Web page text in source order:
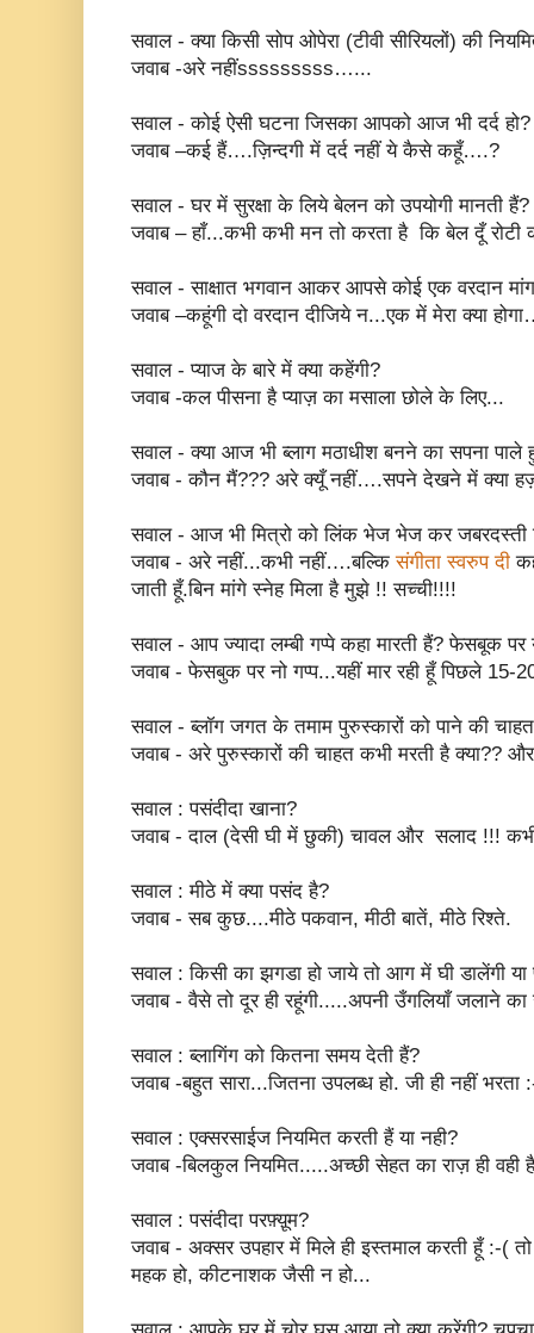
सवाल - क्या किसी सोप ओपेरा (टीवी सीरियलों) की
जवाब -अरे नहींsssssssss…...
सवाल - कोई ऐसी घटना जिसका आपको आज भी दर्द हो?
जवाब –कई हैं….ज़िन्दगी में दर्द नहीं ये कैसे कहूँ….?
सवाल - घर में सुरक्षा के लिये बेलन को उपयोगी मानती हैं?
जवाब – हाँ...कभी कभी मन तो करता है कि बेल दूँ
सवाल - साक्षात भगवान आकर आपसे कोई एक वरदान
जवाब –कहूंगी दो वरदान दीजिये न...एक में मेरा क्या
सवाल - प्याज के बारे में क्या कहेंगी?
जवाब -कल पीसना है प्याज़ का मसाला छोले के लिए...
सवाल - क्या आज भी ब्लाग मठाधीश बनने का सपना पाले
जवाब - कौन मैं??? अरे क्यूँ नहीं….सपने देखने में क्या
सवाल - आज भी मित्रो को लिंक भेज भेज कर जबरदस्ती
जवाब - अरे नहीं...कभी नहीं….बल्किसंगीता स्वरुप दी
जाती हूँ.बिन मांगे स्नेह मिला है मुझे !! सच्ची!!!!
सवाल - आप ज्यादा लम्बी गप्पे कहा मारती हैं? फेसबूक पर
जवाब - फेसबुक पर नो गप्प...यहीं मार रही हूँ पिछले 15-
सवाल - ब्लॉग जगत के तमाम पुरुस्कारों को पाने की
जवाब - अरे पुरुस्कारों की चाहत कभी मरती है क्या??
सवाल : पसंदीदा खाना?
जवाब - दाल (देसी घी में छुकी) चावल और सलाद !!!
सवाल : मीठे में क्या पसंद है?
जवाब - सब कुछ....मीठे पकवान, मीठी बातें, मीठे रिश्ते.
सवाल : किसी का झगडा हो जाये तो आग में घी डालेंगी या
जवाब - वैसे तो दूर ही रहूंगी.....अपनी उँगलियाँ जलाने
सवाल : ब्लागिंग को कितना समय देती हैं?
जवाब -बहुत सारा...जितना उपलब्ध हो. जी ही नहीं भरता
सवाल : एक्सरसाईज नियमित करती हैं या नही?
जवाब -बिलकुल नियमित.....अच्छी सेहत का राज़ ही वही
सवाल : पसंदीदा परफ़्य़ूम?
जवाब - अक्सर उपहार में मिले ही इस्तमाल करती हूँ :-(
महक हो, कीटनाशक जैसी न हो...